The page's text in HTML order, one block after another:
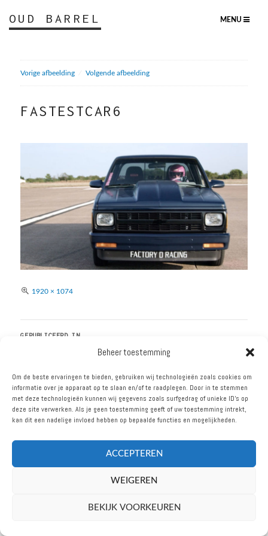
Beheer toestemming
Om de beste ervaringen te bieden, gebruiken wij technologieën zoals cookies om
informatie over je apparaat op te slaan en/of te raadplegen. Door in te stemmen
met deze technologieën kunnen wij gegevens zoals surfgedrag of unieke ID's op
deze site verwerken. Als je geen toestemming geeft of uw toestemming intrekt,
kan dit een nadelige invloed hebben op bepaalde functies en mogelijkheden.
ACCEPTEREN
WEIGEREN
BEKIJK VOORKEUREN
OUD BARREL MENU
Vorige afbeelding Volgende afbeelding
FASTESTCAR6
Volledige
1920 × 1074
GEPUBLICEERD IN
FASTEST CAR: NETFLIX TIP
EN VERNIEUWEND
AUTOPROGRAMMA.